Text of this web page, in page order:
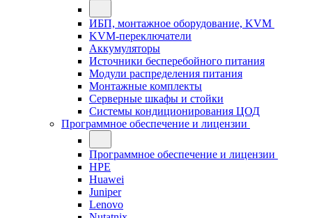
ИБП, монтажное оборудование, KVM
KVM-переключатели
Аккумуляторы
Источники бесперебойного питания
Модули распределения питания
Монтажные комплекты
Серверные шкафы и стойки
Системы кондиционирования ЦОД
Программное обеспечение и лицензии
Программное обеспечение и лицензии
HPE
Huawei
Juniper
Lenovo